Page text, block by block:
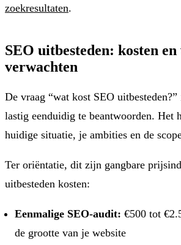
zoekresultaten.
SEO uitbesteden: kosten
verwachten
De vraag “wat kost SEO
lastig eenduidig te beantwoorden. Het
huidige situatie, je ambities en de
Ter oriëntatie, dit zijn gangbare
uitbesteden kosten:
Eenmalige SEO-audit: €500 tot
de grootte van je website